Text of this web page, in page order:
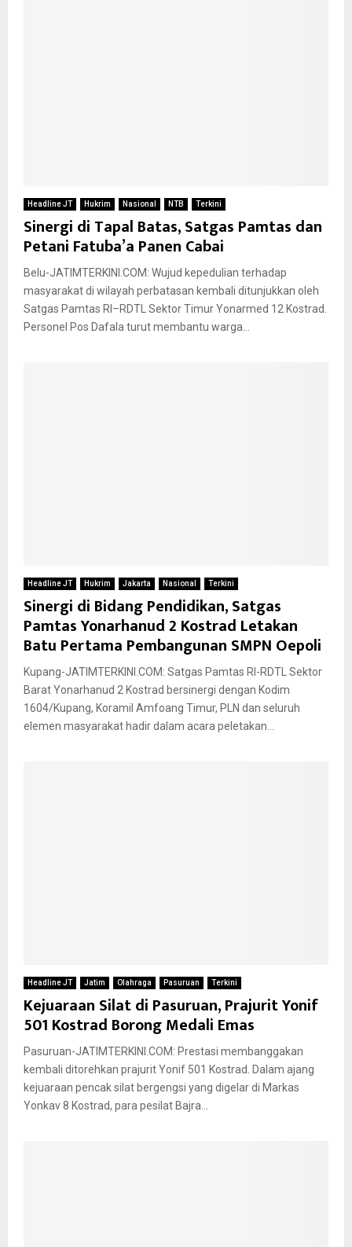
Headline JT Hukrim Nasional NTB Terkini
Sinergi di Tapal Batas, Satgas Pamtas dan
Petani Fatuba’a Panen Cabai
Belu-JATIMTERKINI.COM: Wujud kepedulian terhadap
masyarakat di wilayah perbatasan kembali ditunjukkan oleh
Satgas Pamtas RI–RDTL Sektor Timur Yonarmed 12 Kostrad.
Personel Pos Dafala turut membantu warga...
Headline JT Hukrim Jakarta Nasional Terkini
Sinergi di Bidang Pendidikan, Satgas
Pamtas Yonarhanud 2 Kostrad Letakan
Batu Pertama Pembangunan SMPN Oepoli
Kupang-JATIMTERKINI.COM: Satgas Pamtas RI-RDTL Sektor
Barat Yonarhanud 2 Kostrad bersinergi dengan Kodim
1604/Kupang, Koramil Amfoang Timur, PLN dan seluruh
elemen masyarakat hadir dalam acara peletakan...
Headline JT Jatim Olahraga Pasuruan Terkini
Kejuaraan Silat di Pasuruan, Prajurit Yonif
501 Kostrad Borong Medali Emas
Pasuruan-JATIMTERKINI.COM: Prestasi membanggakan
kembali ditorehkan prajurit Yonif 501 Kostrad. Dalam ajang
kejuaraan pencak silat bergengsi yang digelar di Markas
Yonkav 8 Kostrad, para pesilat Bajra...